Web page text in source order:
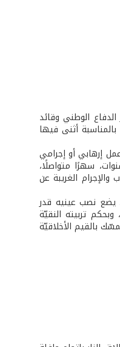
الدفاع الوطني وقائد
أثنى فيها
إرهابي أو إجرامي
سهرًا متواصلًا،
الغريبة عن
يضع نصب عينيه قدر
تربيته النقيّة
بالقيم الأخلاقيّة